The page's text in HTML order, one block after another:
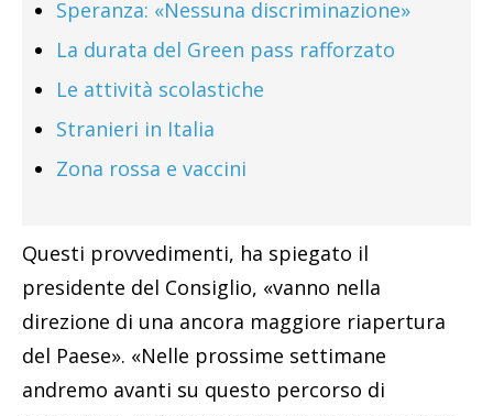
Questi provvedimenti, ha spiegato il
presidente del Consiglio, «vanno nella
direzione di una ancora maggiore riapertura
andremo avanti su questo percorso di
riapertura. Sulla base dell’evidenza scientifica,
curva epidemiologica, annunceremo un
calendario di superamento delle restrizioni
vigenti», ha aggiunto.